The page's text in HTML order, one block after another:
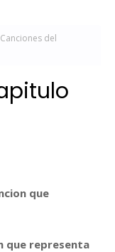
Canciones del
que
que representa